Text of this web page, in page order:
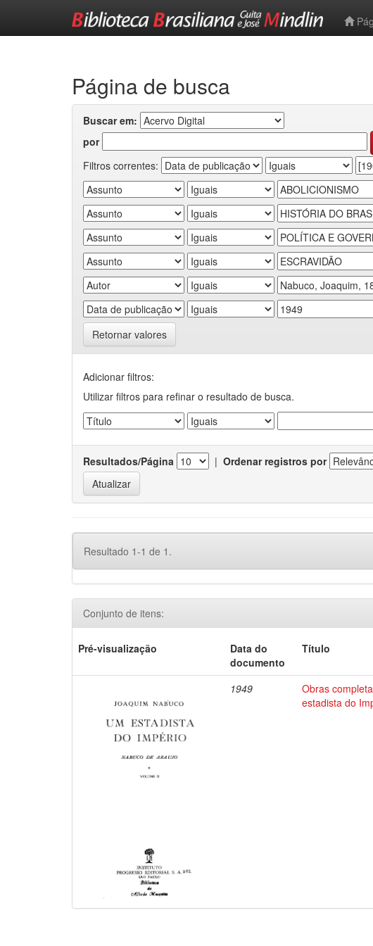
Página de busca
Buscar em:
por
Filtros correntes:
Retornar valores
Adicionar filtros:
Utilizar filtros para refinar o resultado de busca.
Resultados/Página | Ordenar registros por
Resultado 1-1 de 1.
Conjunto de itens:
Pré-visualização
Data do
documento
Título
1949
Obras
estadista do